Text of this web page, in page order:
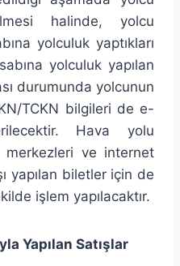
halinde, yolcu
yolculuk yaptıkları
yolculuk yapılan
durumunda yolcunun
TCKN bilgileri de e-
Hava yolu
merkezleri ve internet
yapılan biletler için de
işlem yapılacaktır.
Yapılan Satışlar